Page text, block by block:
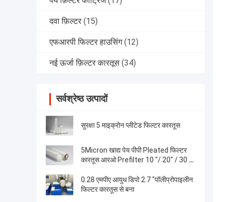
दवा फ़िल्टर (15)
एफआरपी फिल्टर हाउसिंग (12)
नई ऊर्जा फ़िल्टर कारतूस (34)
सर्वश्रेष्ठ उत्पादों
सुरक्षा 5 माइक्रोन प्लीटेड फिल्टर कारतूस
5Micron खाद्य पेय पीपी Pleated फिल्टर
कारतूस आरओ Prefilter 10 "/ 20" / 30 "/
0.28 एमपीए आयुध डिपो 2.7 "पॉलीप्रोपाइलीन
फिल्टर कारतूस से बना